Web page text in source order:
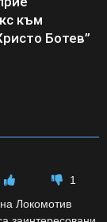
към
Ботев”
1
Локомотив